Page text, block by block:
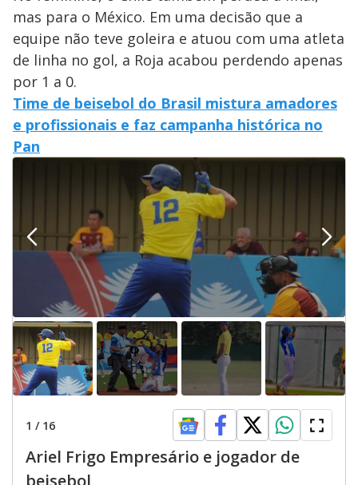
d
e
o
mas para o México. Em uma decisão que a
equipe não teve goleira e atuou com uma atleta
de linha no gol, a Roja acabou perdendo apenas
por 1 a 0.
Time de beisebol do Brasil mistura amadores
e profissionais e faz campanha histórica no
Pan
1 / 16
Ariel Frigo Empresário e jogador de